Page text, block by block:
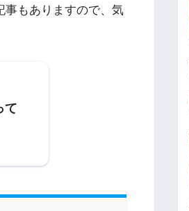
事もありますので、気
て